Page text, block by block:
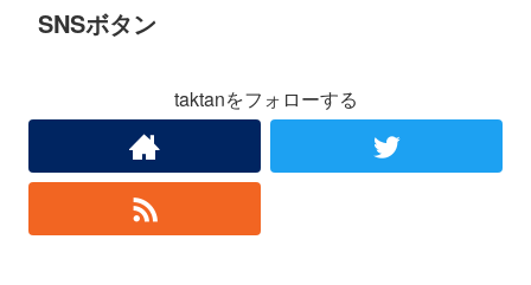
SNSボタン
taktanをフォローする